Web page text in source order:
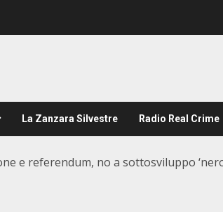
La Zanzara Silvestre Radio Real Crime
e referendum, no a sottosviluppo